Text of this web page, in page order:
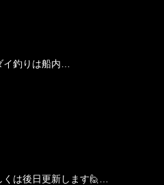
イ釣りは船内…
くは後日更新します🙋…